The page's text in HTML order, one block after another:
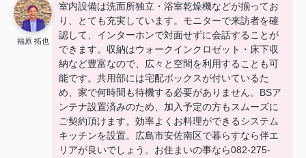
福原 拓也
室内設備は洗面所独立・浴室乾燥機などが揃ってお
り、とても充実しています。モニターで来訪者を確
認して、インターホンで対面せずに会話することが
できます。収納はウォークインクロゼット・床下収
納など豊富なので、広々と空間を利用することも可
能です。共用部には宅配ボックスが付いているた
め、家で何時間も待機する必要がありません。BSア
ンテナ設置済みのため、加入予定の方もスムーズに
ご契約頂けます。効率よくお料理ができるシステム
キッチンを設置。広島市安佐南区で暮らすなら伴エ
リアが良いでしょう。お住まいの事なら082-275-